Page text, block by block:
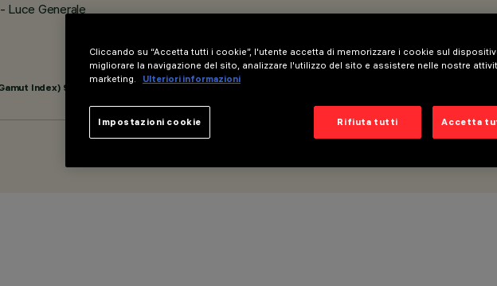
Luce Generale
Index) 99
Cliccando su “Accetta tutti i cookie”, l'utente accetta di memorizzare i cookie sul
migliorare la navigazione del sito, analizzare l'utilizzo del sito e assistere nelle nostre
marketing.
Ulteriori informazioni
Rifiuta tutti Accetta
Impostazioni cookie